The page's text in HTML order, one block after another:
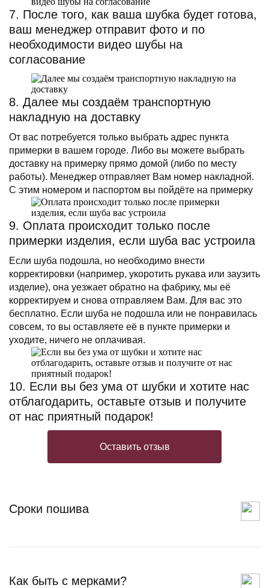
7. После того, как ваша шубка будет готова,
ваш менеджер отправит фото и по
необходимости видео шубы на
согласование
8. Далее мы создаём транспортную
накладную на доставку
От вас потребуется только выбрать адрес пункта
примерки в вашем городе. Либо вы можете выбрать
доставку на примерку прямо домой (либо по месту
работы). Менеджер отправляет Вам номер накладной.
С этим номером и паспортом вы пойдёте на примерку
9. Оплата происходит только после
примерки изделия, если шуба вас устроила
Если шуба подошла, но необходимо внести
корректировки (например, укоротить рукава или заузить
изделие), она уезжает обратно на фабрику, мы её
корректируем и снова отправляем Вам. Для вас это
бесплатно. Если шуба не подошла или не понравилась
совсем, то вы оставляете её в пункте примерки и
уходите, ничего не оплачивая.
10. Если вы без ума от шубки и хотите нас
отблагодарить, оставьте отзыв и получите
от нас приятный подарок!
Оставить отзыв
Сроки пошива
Как быть с мерками?